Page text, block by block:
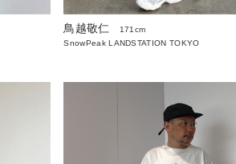
鳥越敬仁
171cm
SnowPeak LANDSTATION TOKYO